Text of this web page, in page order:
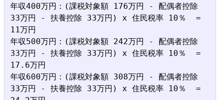
年収400万円：(課税対象額 176万円 - 配偶者控除
33万円 - 扶養控除 33万円) x 住民税率 10％  =
11万円
年収500万円：(課税対象額 242万円 - 配偶者控除
33万円 - 扶養控除 33万円) x 住民税率 10％  =
17.6万円
年収600万円：(課税対象額 308万円 - 配偶者控除
33万円 - 扶養控除 33万円) x 住民税率 10％  =